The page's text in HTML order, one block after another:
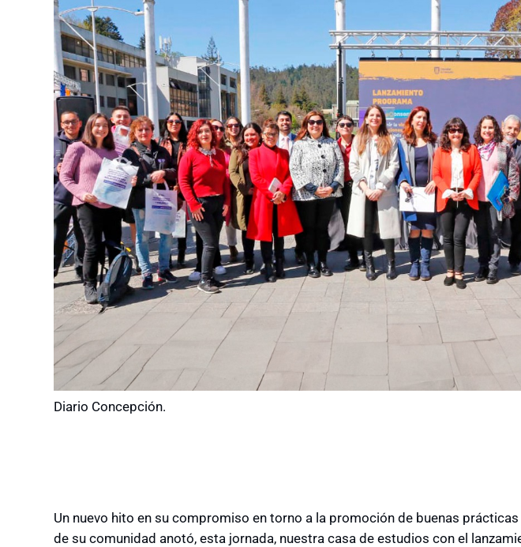
Diario Concepción.
Un nuevo hito en su compromiso en torno a la promoción de buenas
de su comunidad anotó, esta jornada, nuestra casa de estudios con el